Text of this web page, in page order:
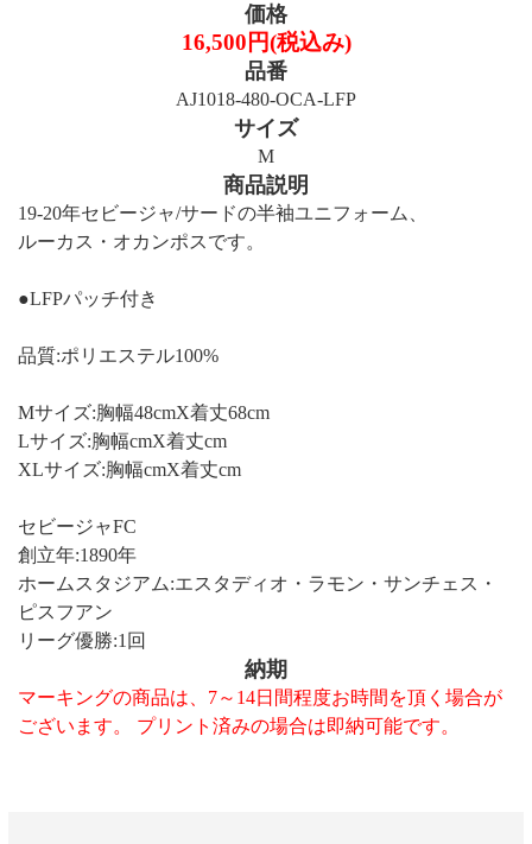
価格
16,500円(税込み)
品番
AJ1018-480-OCA-LFP
サイズ
M
商品説明
19-20年セビージャ/サードの半袖ユニフォーム、
ルーカス・オカンポスです。
●LFPパッチ付き
品質:ポリエステル100%
Mサイズ:胸幅48cmX着丈68cm
Lサイズ:胸幅cmX着丈cm
XLサイズ:胸幅cmX着丈cm
セビージャFC
創立年:1890年
ホームスタジアム:エスタディオ・ラモン・サンチェス・
ピスフアン
リーグ優勝:1回
納期
マーキングの商品は、7～14日間程度お時間を頂く場合が
ございます。 プリント済みの場合は即納可能です。